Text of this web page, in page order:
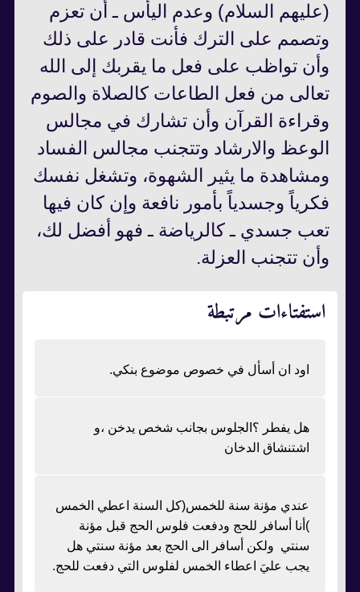
(عليهم السلام) وعدم اليأس ـ أن تعزم
وتصمم على الترك فأنت قادر على ذلك
وأن تواظب على فعل ما يقربك إلى الله
تعالى من فعل الطاعات كالصلاة والصوم
وقراءة القرآن وأن تشارك في مجالس
الوعظ والارشاد وتتجنب مجالس الفساد
ومشاهدة ما يثير الشهوة، وتشغل نفسك
فكرياً وجسدياً بأمور نافعة وإن كان فيها
تعب جسدي ـ كالرياضة ـ فهو أفضل لك،
وأن تتجنب العزلة.
استفتاءات مرتبطة
اود ان أسأل في خصوص موضوع بنكي.
هل يفطر ؟الجلوس بجانب شخص يدخن ،و
اشتنشاق الدخان
عندي مؤنة سنة للخمس(كل السنة اعطي الخمس
)أنا أسافر للحج ودفعت فلوس الحج قبل مؤنة
سنتي ولكن أسافر الى الحج بعد مؤنة سنتي هل
يجب عليَ اعطاء الخمس لفلوس التي دفعت للحج.